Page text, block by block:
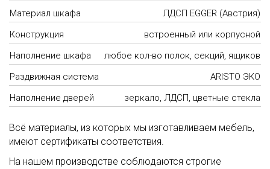
Материал шкафа
ЛДСП EGGER (Австрия)
Конструкция
встроенный или корпусной
Наполнение шкафа
любое кол-во полок, секций, ящиков
Раздвижная система
ARISTO ЭКО
Наполнение дверей
зеркало, ЛДСП, цветные стекла
Всё материалы, из которых мы изготавливаем мебель,
имеют сертификаты соответствия.
На нашем производстве соблюдаются строгие